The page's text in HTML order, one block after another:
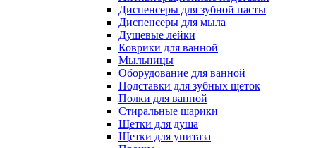
Диспенсеры для зубной пасты
Диспенсеры для мыла
Душевые лейки
Коврики для ванной
Мыльницы
Оборудование для ванной
Подставки для зубных щеток
Полки для ванной
Стиральные шарики
Щетки для душа
Щетки для унитаза